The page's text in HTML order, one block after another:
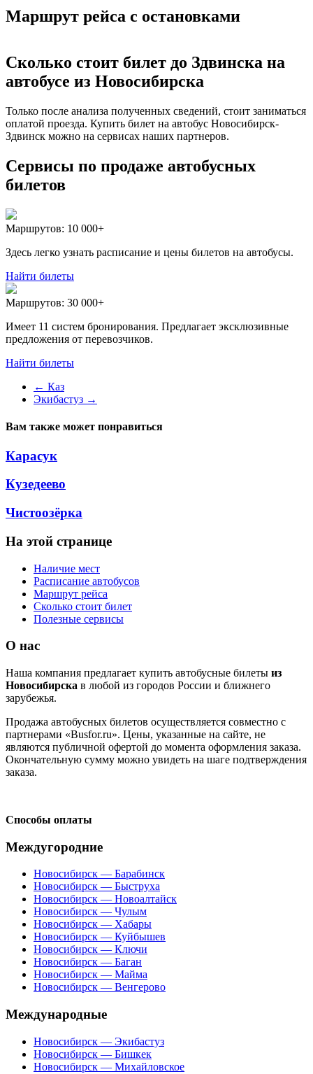
Маршрут рейса с остановками
Сколько стоит билет до Здвинска на
автобусе из Новосибирска
Только после анализа полученных сведений, стоит заниматься
оплатой проезда. Купить билет на автобус Новосибирск-
Здвинск можно на сервисах наших партнеров.
Сервисы по продаже автобусных
билетов
Маршрутов: 10 000+
Здесь легко узнать расписание и цены билетов на автобусы.
Найти билеты
Маршрутов: 30 000+
Имеет 11 систем бронирования. Предлагает эксклюзивные
предложения от перевозчиков.
Найти билеты
← Каз
Экибастуз →
Вам также может понравиться
Карасук
Кузедеево
Чистоозёрка
На этой странице
Наличие мест
Расписание автобусов
Маршрут рейса
Сколько стоит билет
Полезные сервисы
О нас
Наша компания предлагает купить автобусные билеты из
Новосибирска в любой из городов России и ближнего
зарубежья.
Продажа автобусных билетов осуществляется совместно с
партнерами «Busfor.ru». Цены, указанные на сайте, не
являются публичной офертой до момента оформления заказа.
Окончательную сумму можно увидеть на шаге подтверждения
заказа.
Способы оплаты
Междугородние
Новосибирск — Барабинск
Новосибирск — Быструха
Новосибирск — Новоалтайск
Новосибирск — Чулым
Новосибирск — Хабары
Новосибирск — Куйбышев
Новосибирск — Ключи
Новосибирск — Баган
Новосибирск — Майма
Новосибирск — Венгерово
Международные
Новосибирск — Экибастуз
Новосибирск — Бишкек
Новосибирск — Михайловское